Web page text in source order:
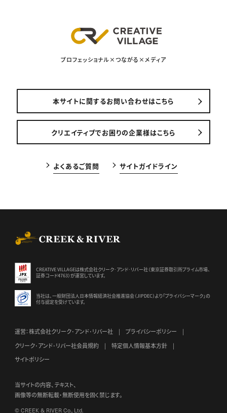
プロフェッショナル×つながる×メディア
本サイトに関するお問い合わせはこちら
クリエイティブでお困りの企業様はこちら
よくあるご質問 サイトガイドライン
CREATIVE VILLAGEは株式会社クリーク･アンド･リバー社（東京証券取引所プライム市場、
証券コード4763）が運営しています。
当社は、一般財団法人日本情報経済社会推進協会（JIPDEC）より 「プライバシーマーク」の
付与認定を受けています。
運営：株式会社クリーク･アンド･リバー社
プライバシーポリシー
クリーク･アンド･リバー社会員規約
特定個人情報基本方針
サイトポリシー
当サイトの内容、テキスト、
画像等の無断転載・無断使用を固く禁じます。
© CREEK & RIVER Co., Ltd.